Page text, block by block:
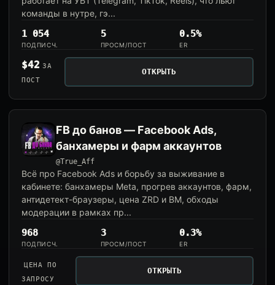
команды в нутре, гэ...
1 054
ПОДПИСЧ.
5
ПРОСМ/ПОСТ
0.5%
ER
$42 ЗА
ПОСТ
ОТКРЫТЬ
FB до банов — Facebook Ads,
банхамеры и фарм аккаунтов
@True_Aff
Всё про Facebook Ads и борьбу за выживание в
кабинете: банхамеры Meta, прогрев аккаунтов, фарм,
антидетект-браузеры, цена ZRD и BM, обходы
модерации в рамках пр...
968
ПОДПИСЧ.
3
ПРОСМ/ПОСТ
0.3%
ER
ЦЕНА ПО
ЗАПРОСУ
ОТКРЫТЬ